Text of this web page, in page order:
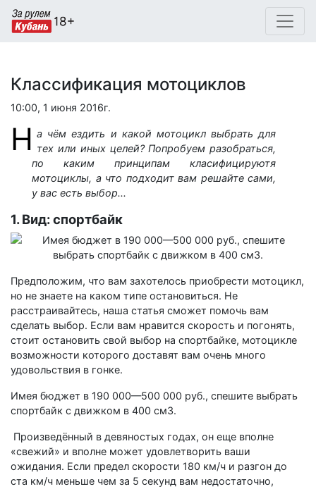
Классификация мотоциклов
10:00, 1 июня 2016г.
Н а чём ездить и какой мотоцикл выбрать для
тех или иных целей? Попробуем разобраться,
по каким принципам класифицируютя
мотоциклы, а что подходит вам решайте сами,
у вас есть выбор...
1. Вид: спортбайк
Предположим, что вам захотелось приобрести мотоцикл,
но не знаете на каком типе остановиться. Не
расстраивайтесь, наша статья сможет помочь вам
сделать выбор. Если вам нравится скорость и погонять,
стоит остановить свой выбор на спортбайке, мотоцикле
возможности которого доставят вам очень много
удовольствия в гонке.
Имея бюджет в 190 000—500 000 руб., спешите выбрать
спортбайк с движком в 400 см3.
Произведённый в девяностых годах, он еще вполне
«свежий» и вполне может удовлетворить ваши
ожидания. Если предел скорости 180 км/ч и разгон до
ста км/ч меньше чем за 5 секунд вам недостаточно,